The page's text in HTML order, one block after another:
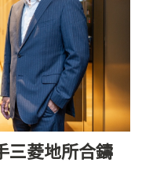
三菱地所合鑄